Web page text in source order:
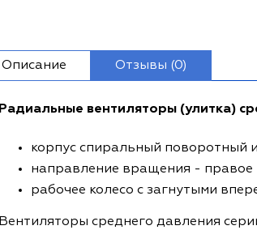
Описание Отзывы (0)
Радиальные вентиляторы (улитка)
корпус спиральный поворотный
направление вращения - правое
рабочее колесо с загнутыми
Вентиляторы среднего давления